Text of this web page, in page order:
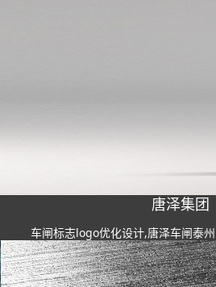
唐泽集团
车闸标志logo优化设计,唐泽车闸泰